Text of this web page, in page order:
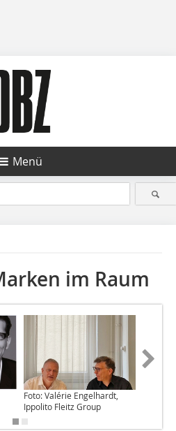
Menü
im Raum
Foto: Valérie Engelhardt,
Ippolito Fleitz Group